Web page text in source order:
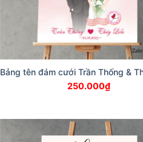
Bảng tên đám cưới Trần Thống &
250.000₫